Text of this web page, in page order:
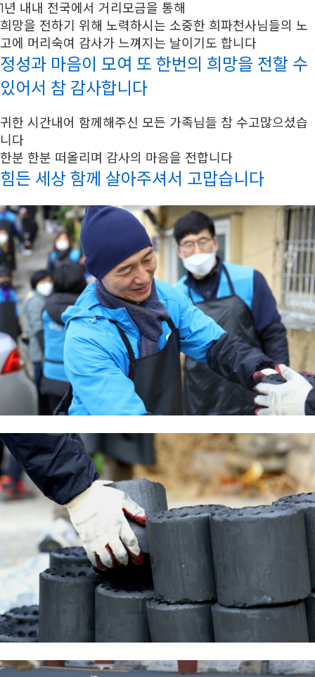
1년 내내 전국에서 거리모금을 통해
희망을 전하기 위해 노력하시는 소중한 희파천사님들의 노
고에 머리숙여 감사가 느껴지는 날이기도 합니다
정성과 마음이 모여 또 한번의 희망을 전할 수
있어서 참 감사합니다
귀한 시간내어 함께해주신 모든 가족님들 참 수고많으셨습
니다
한분 한분 떠올리며 감사의 마음을 전합니다
힘든 세상 함께 살아주셔서 고맙습니다